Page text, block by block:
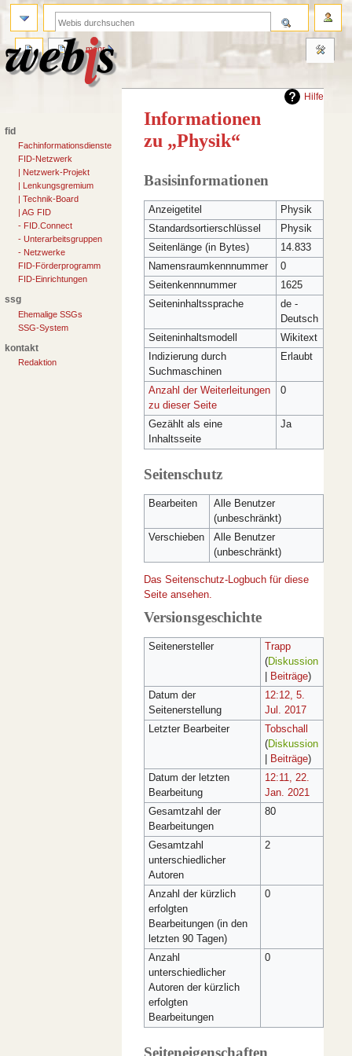
Hilfe
Informationen
zu „Physik“
Navigation
springen
Suche
springen
Basisinformationen
Anzeigetitel
Physik
Standardsortierschlüssel
Physik
Seitenlänge (in Bytes)
14.833
Namensraumkennnummer
0
Seitenkennnummer
1625
Seiteninhaltssprache
de -
Deutsch
Seiteninhaltsmodell
Wikitext
Indizierung durch
Suchmaschinen
Erlaubt
Anzahl der Weiterleitungen
zu dieser Seite
0
Gezählt als eine
Inhaltsseite
Ja
Seitenschutz
Bearbeiten
Alle Benutzer
(unbeschränkt)
Verschieben
Alle Benutzer
(unbeschränkt)
Das Seitenschutz-Logbuch für diese
Seite ansehen.
Versionsgeschichte
Seitenersteller
Trapp
(Diskussion
Beiträge)
Datum der
Seitenerstellung
12:12, 5.
Jul. 2017
Letzter Bearbeiter
Tobschall
(Diskussion
Beiträge)
Datum der letzten
Bearbeitung
12:11, 22.
Jan. 2021
Gesamtzahl der
Bearbeitungen
80
Gesamtzahl
unterschiedlicher
Autoren
2
Anzahl der kürzlich
erfolgten
Bearbeitungen (in den
letzten 90 Tagen)
0
Anzahl
unterschiedlicher
Autoren der kürzlich
erfolgten
Bearbeitungen
0
seite quelltext anzeigen
mehr
anmelden
fid
Fachinformationsdienste
FID-Netzwerk
| Netzwerk-Projekt
| Lenkungsgremium
| Technik-Board
| AG FID
- FID.Connect
- Unterarbeitsgruppen
- Netzwerke
FID-Förderprogramm
FID-Einrichtungen
ssg
Ehemalige SSGs
SSG-System
kontakt
Redaktion